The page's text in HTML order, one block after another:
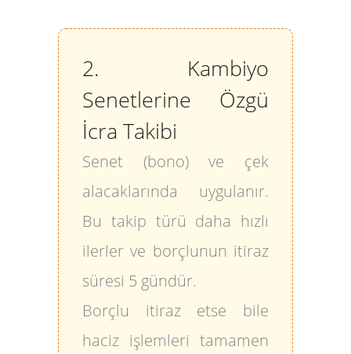
2. Kambiyo
Senetlerine Özgü
İcra Takibi
Senet (bono) ve çek
alacaklarında uygulanır.
Bu takip türü daha hızlı
ilerler ve borçlunun itiraz
süresi 5 gündür.
Borçlu itiraz etse bile
haciz işlemleri tamamen